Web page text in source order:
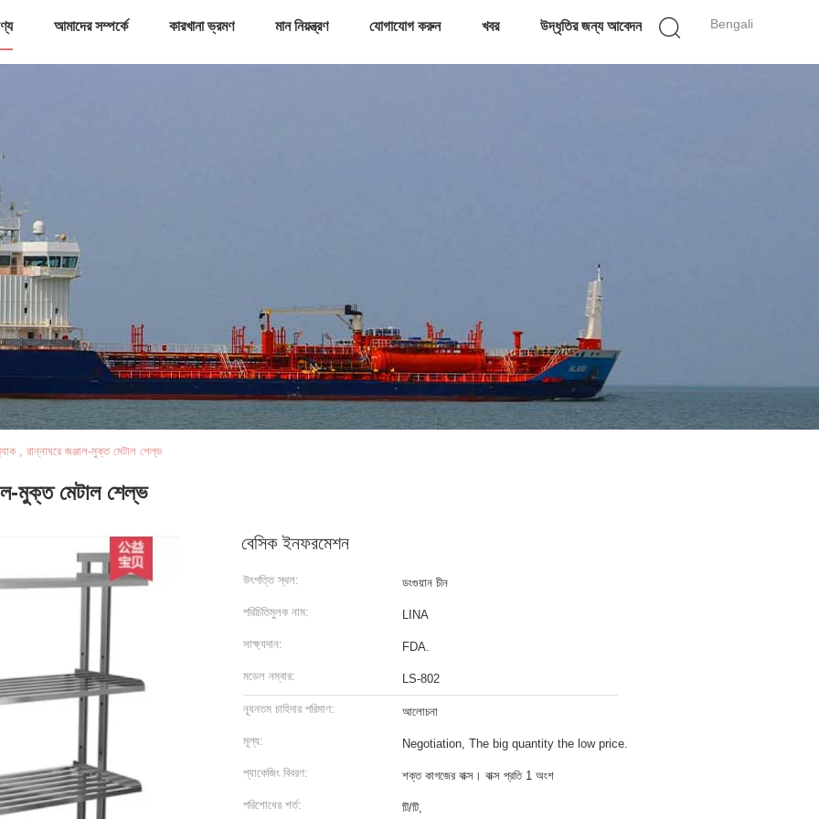
Bengali
আমাদের সম্পর্কে কারখানা ভ্রমণ মান নিয়ন্ত্রণ যোগাযোগ করুন খবর উদ্ধৃতির জন্য আবেদন
, রান্নাঘরে জঞ্জাল-মুক্ত মেটাল শেল্ভ
মুক্ত মেটাল শেল্ভ
বেসিক ইনফরমেশন
উৎপত্তি স্থল: ডংগুয়ান চীন
পরিচিতিমুলক নাম: LINA
সাক্ষ্যদান: FDA.
মডেল নম্বার: LS-802
ন্যূনতম চাহিদার পরিমাণ: আলোচনা
মূল্য: Negotiation, The big quantity the low price.
প্যাকেজিং বিবরণ: শক্ত কাগজের বাক্স। বাক্স প্রতি 1 অংশ
পরিশোধের শর্ত: টি/টি,